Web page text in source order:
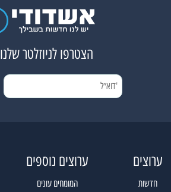
הצטרפו לניוזלטר שלנו
ערוצים
חדשות
ערוצים נוספים
המומחים עונים